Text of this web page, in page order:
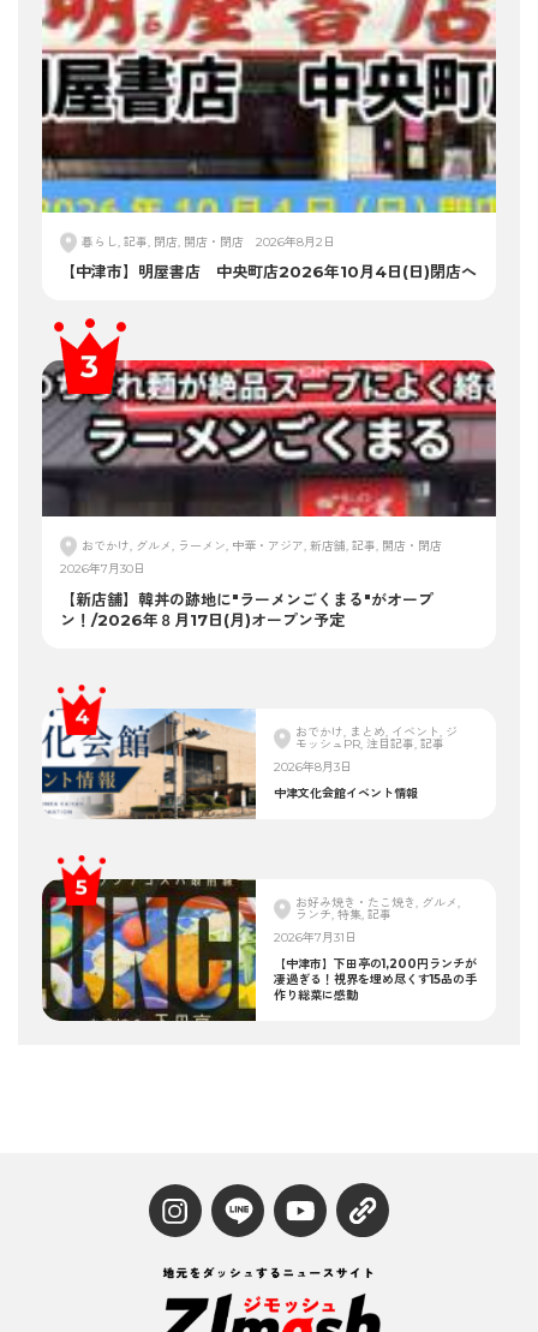
暮らし, 記事, 閉店, 開店・閉店 2026年8月2日
【中津市】明屋書店 中央町店2026年10月4日(日)閉店へ
おでかけ, グルメ, ラーメン, 中華・アジア, 新店舗, 記事, 開店・閉店
2026年7月30日
【新店舗】韓丼の跡地に"ラーメンごくまる"がオープ
ン！/2026年８月17日(月)オープン予定
おでかけ, まとめ, イベント, ジ
モッシュPR, 注目記事, 記事
2026年8月3日
中津文化会館イベント情報
お好み焼き・たこ焼き, グルメ,
ランチ, 特集, 記事
2026年7月31日
【中津市】下田亭の1,200円ランチが
凄過ぎる！視界を埋め尽くす15品の手
作り総菜に感動